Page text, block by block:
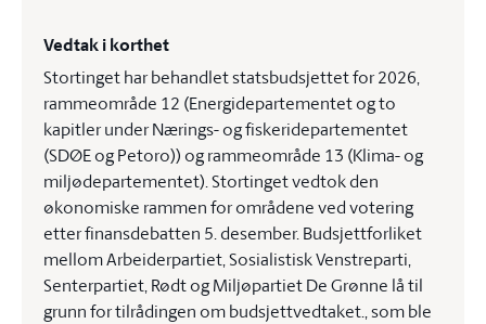
Vedtak i korthet
Stortinget har behandlet statsbudsjettet for 2026,
rammeområde 12 (Energidepartementet og to
kapitler under Nærings- og fiskeridepartementet
(SDØE og Petoro)) og rammeområde 13 (Klima- og
miljødepartementet). Stortinget vedtok den
økonomiske rammen for områdene ved votering
etter finansdebatten 5. desember. Budsjettforliket
mellom Arbeiderpartiet, Sosialistisk Venstreparti,
Senterpartiet, Rødt og Miljøpartiet De Grønne lå til
grunn for tilrådingen om budsjettvedtaket., som ble